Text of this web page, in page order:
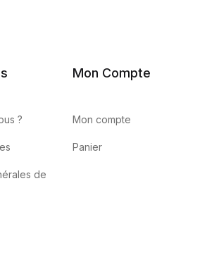
?
de
Mon Compte
Mon compte
Panier